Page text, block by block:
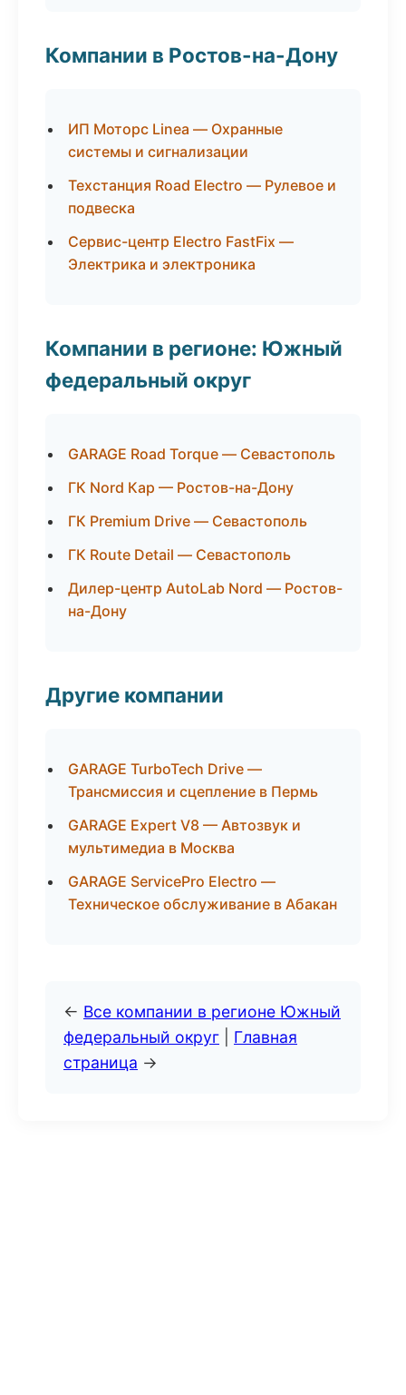
Компании в Ростов-на-Дону
ИП Моторс Linea — Охранные
системы и сигнализации
Техстанция Road Electro — Рулевое и
подвеска
Сервис-центр Electro FastFix —
Электрика и электроника
Компании в регионе: Южный
федеральный округ
GARAGE Road Torque — Севастополь
ГК Nord Кар — Ростов-на-Дону
ГК Premium Drive — Севастополь
ГК Route Detail — Севастополь
Дилер-центр AutoLab Nord — Ростов-
на-Дону
Другие компании
GARAGE TurboTech Drive —
Трансмиссия и сцепление в Пермь
GARAGE Expert V8 — Автозвук и
мультимедиа в Москва
GARAGE ServicePro Electro —
Техническое обслуживание в Абакан
← Все компании в регионе Южный
федеральный округ
Главная
страница →